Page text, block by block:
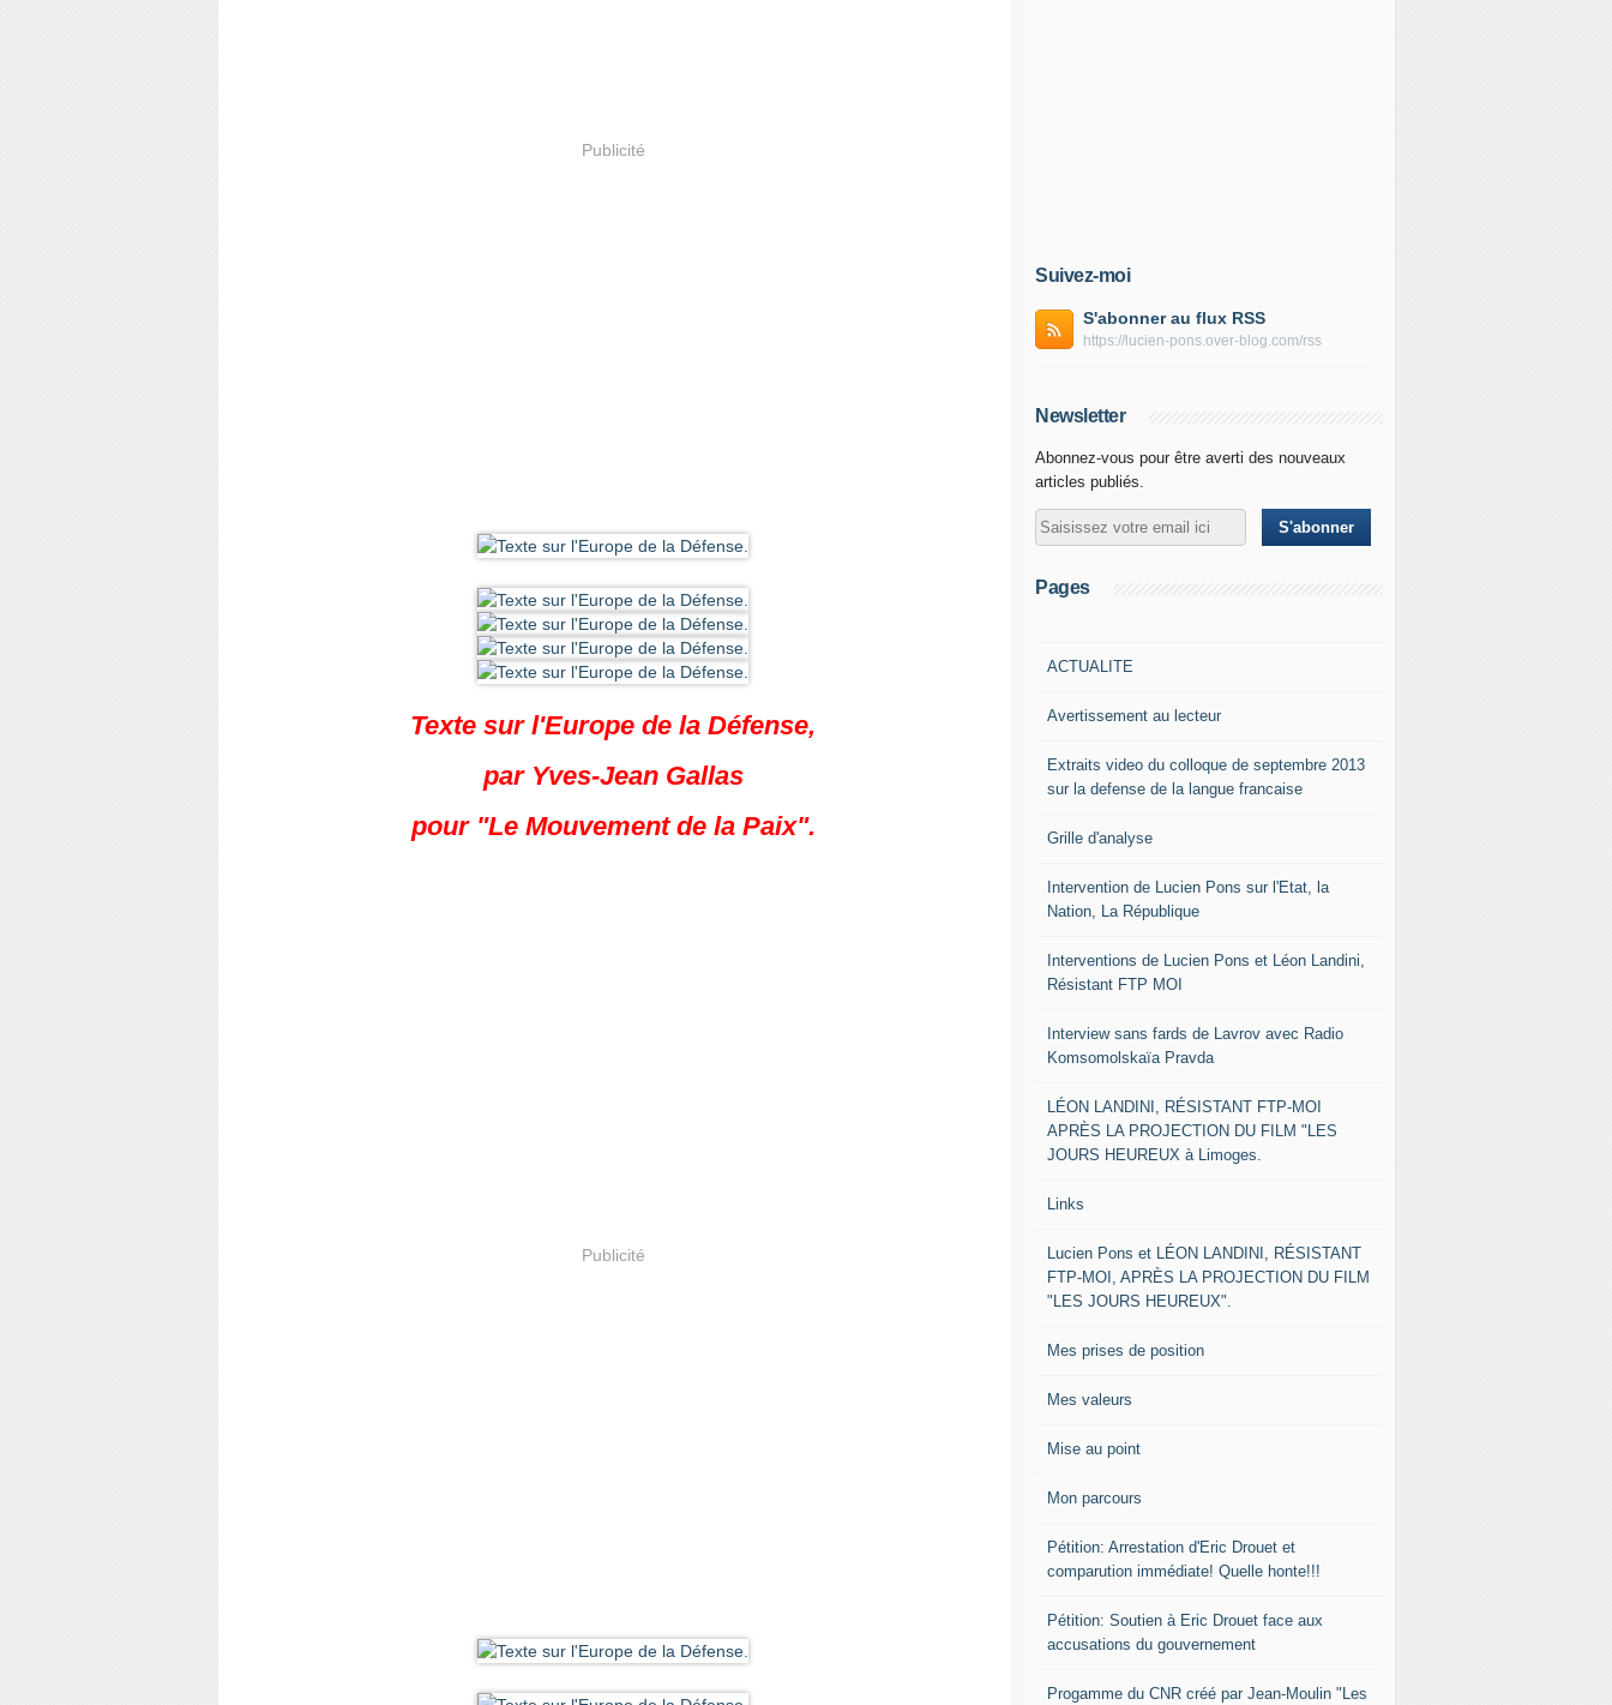
Publicité
Texte sur l'Europe de la Défense,
par Yves-Jean Gallas
pour "Le Mouvement de la Paix".
Publicité
Suivez-moi
S'abonner au flux RSS
https://lucien-pons.over-blog.com/rss
Newsletter
Abonnez-vous pour être averti des nouveaux
articles publiés.
Pages
ACTUALITE
Avertissement au lecteur
Extraits video du colloque de septembre 2013
sur la defense de la langue francaise
Grille d'analyse
Intervention de Lucien Pons sur l'Etat, la
Nation, La République
Interventions de Lucien Pons et Léon Landini,
Résistant FTP MOI
Interview sans fards de Lavrov avec Radio
Komsomolskaïa Pravda
LÉON LANDINI, RÉSISTANT FTP-MOI
APRÈS LA PROJECTION DU FILM "LES
JOURS HEUREUX à Limoges.
Links
Lucien Pons et LÉON LANDINI, RÉSISTANT
FTP-MOI, APRÈS LA PROJECTION DU FILM
"LES JOURS HEUREUX".
Mes prises de position
Mes valeurs
Mise au point
Mon parcours
Pétition: Arrestation d'Eric Drouet et
comparution immédiate! Quelle honte!!!
Pétition: Soutien à Eric Drouet face aux
accusations du gouvernement
Progamme du CNR créé par Jean-Moulin "Les